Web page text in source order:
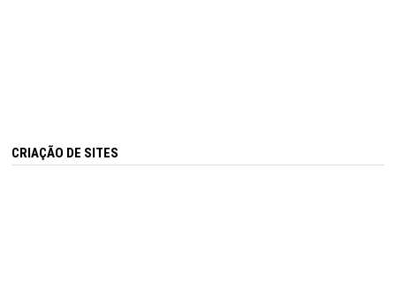
CRIAÇÃO DE SITES